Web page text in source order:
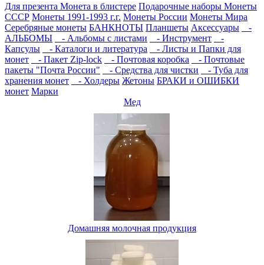
Для презента Монета в блистере Подарочные наборы Монеты
СССР Монеты 1991-1993 г.г. Монеты России Монеты Мира
Серебряные монеты БАНКНОТЫ Планшеты Аксессуары
-
АЛЬБОМЫ
- Альбомы с листами - Инструмент
-
Капсулы
- Каталоги и литература
- Листы и Папки для
монет
- Пакет Zip-lock - Почтовая коробка
- Почтовые
пакеты "Почта России"
- Средства для чистки
- Туба для
хранения монет
- Холдеры Жетоны БРАКИ и ОШИБКИ
монет Марки
Мед
Домашняя молочная продукция